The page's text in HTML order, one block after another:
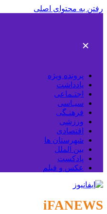
رفتن به محتوای اصلی
پرونده ویژه
یادداشت
اجتـماعی
سیـاسی
فرهنـگی
ورزشی
اقتصادی
شهرستان ها
بین الملل
پادکست
عکس و فیلم
iFANEWS